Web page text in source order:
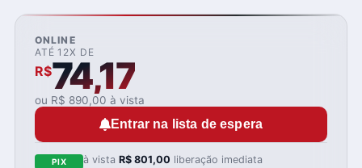
ONLINE
ATÉ 12X DE
R$74,17
ou R$ 890,00 à vista
Entrar na lista de espera
PIX à vistaR$ 801,00 liberação imediata